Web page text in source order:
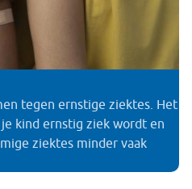
tegen ernstige ziektes. Het
kind ernstig ziek wordt en
ziektes minder vaak